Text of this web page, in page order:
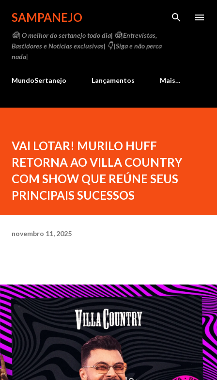
Pular para o conteúdo principal
SAMPANEJO
🤠| O melhor do sertanejo todo dia| 🤠|Entrevistas,
Bastidores e Notícias exclusivas| 👇 |Siga e não perca
nada|
MundoSertanejo Lançamentos Mais…
VAI LOTAR! MURILO HUFF
RETORNA AO VILLA COUNTRY
COM SHOW QUE REÚNE SEUS
PRINCIPAIS SUCESSOS
novembro 11, 2025